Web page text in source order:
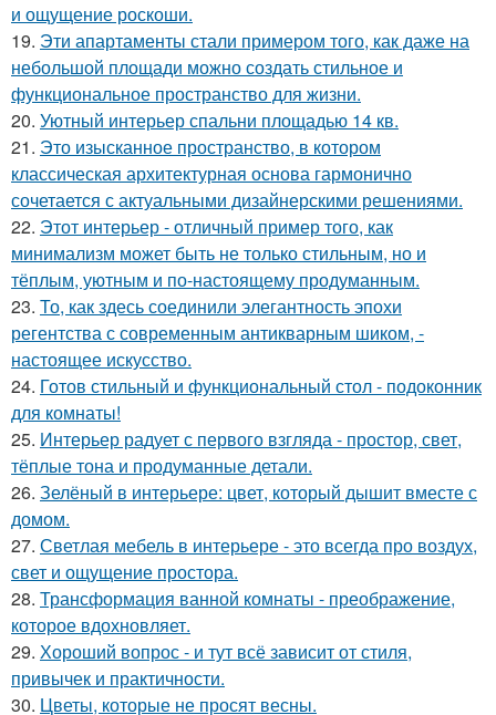
и ощущение роскоши.
19. Эти апартаменты стали примером того, как даже на
небольшой площади можно создать стильное и
функциональное пространство для жизни.
20. Уютный интерьер спальни площадью 14 кв.
21. Это изысканное пространство, в котором
классическая архитектурная основа гармонично
сочетается с актуальными дизайнерскими решениями.
22. Этот интерьер - отличный пример того, как
минимализм может быть не только стильным, но и
тёплым, уютным и по-настоящему продуманным.
23. То, как здесь соединили элегантность эпохи
регентства с современным антикварным шиком, -
настоящее искусство.
24. Готов стильный и функциональный стол - подоконник
для комнаты!
25. Интерьер радует с первого взгляда - простор, свет,
тёплые тона и продуманные детали.
26. Зелёный в интерьере: цвет, который дышит вместе с
домом.
27. Светлая мебель в интерьере - это всегда про воздух,
свет и ощущение простора.
28. Трансформация ванной комнаты - преображение,
которое вдохновляет.
29. Хороший вопрос - и тут всё зависит от стиля,
привычек и практичности.
30. Цветы, которые не просят весны.